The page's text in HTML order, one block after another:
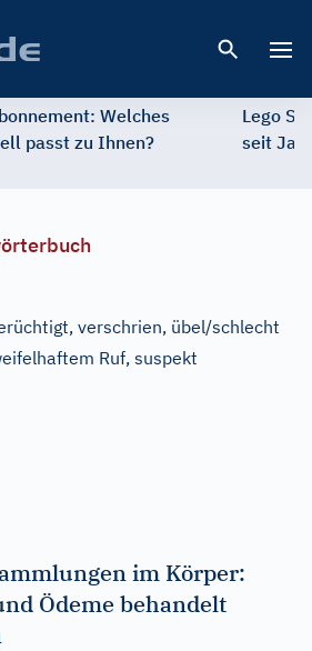
Welches
passt zu Ihnen?
Lego
seit
verschrien, übel/schlecht
Ruf, suspekt
im Körper:
Ödeme behandelt